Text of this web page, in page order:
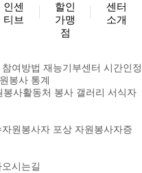
인센
티브
할인
가맹
점
센터
소개
여방법 재능기부센터 시간인정
봉사 통계
봉사활동처 봉사 갤러리 서식자
자원봉사자 포상 자원봉사자증
오시는길